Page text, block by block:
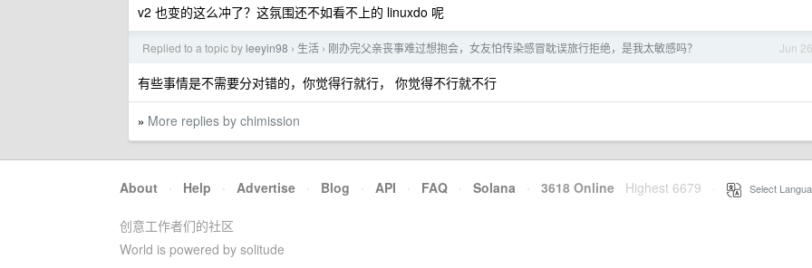
v2 也变的这么冲了？这氛围还不如看不上的 linuxdo 呢
Jun 26
Replied to a topic by leeyin98 › 生活 › 刚办完父亲丧事难过想抱会，女友怕传染感冒耽误旅行拒绝，是我太敏感吗？
有些事情是不需要分对错的，你觉得行就行， 你觉得不行就不行
» More replies by chimission
About · Help · Advertise · Blog · API · FAQ · Solana · 3618 Online Highest 6679 Select
创意工作者们的社区
World is powered by solitude